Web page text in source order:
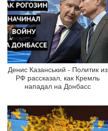
Денис Казанський - Политик из
РФ рассказал, как Кремль
нападал на Донбасс